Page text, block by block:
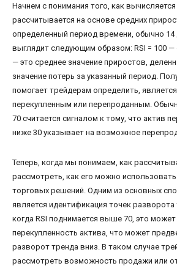
Начнем с понимания того, как
рассчитывается на основе средних
определенный период времени, обычно 14
выглядит следующим образом: RSI = 100 —
— это среднее значение приростов,
значение потерь за указанный период.
помогает трейдерам определить,
перекупленным или перепроданным.
70 считается сигналом к тому, что актив
ниже 30 указывает на возможное
Теперь, когда мы понимаем, как
рассмотреть, как его можно
торговых решений. Одним из основных
является идентификация точек разворота
когда RSI поднимается выше 70, это
перекупленность актива, что может
разворот тренда вниз. В таком случае
рассмотреть возможность продажи или